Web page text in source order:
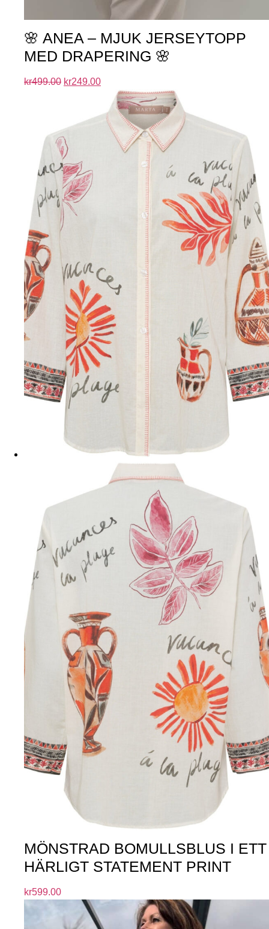
🌸 ANEA – MJUK JERSEYTOPP
MED DRAPERING 🌸
kr499.00 kr249.00
MÖNSTRAD BOMULLSBLUS I ETT
HÄRLIGT STATEMENT PRINT
kr599.00